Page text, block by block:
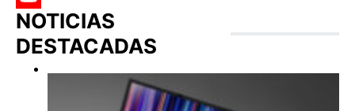
YouTube
NOTICIAS
DESTACADAS